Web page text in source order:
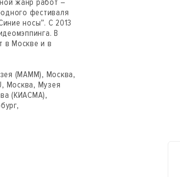
фестиваля
носы”. С 2013
В
в Москве и в
(МАММ), Москва,
Москва, Музея
(КИАСМА),